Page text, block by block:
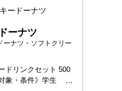
ーナツ
ナツ・ソフトクリー
ドリンクセット 500
象・条件》学生